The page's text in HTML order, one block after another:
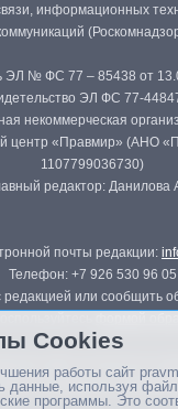
информационных
ЭЛ № ФС 77 – 85438 от
ЭЛ ФС 77-
некоммерческая
центр «Правмир» (АНО
1107799036730)
редактор: Данилова
почты редакции:
Телефон: +7 926 530 96 05
редакцией или сообщить
сайта в печатных
с письменного
Cookies
работы сайт
данные, используя
программы. Это